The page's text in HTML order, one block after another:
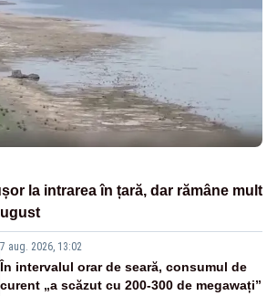
la intrarea în țară, dar rămâne mult
7 aug. 2026, 13:02
În intervalul orar de seară, consumul de
curent „a scăzut cu 200-300 de megawați”